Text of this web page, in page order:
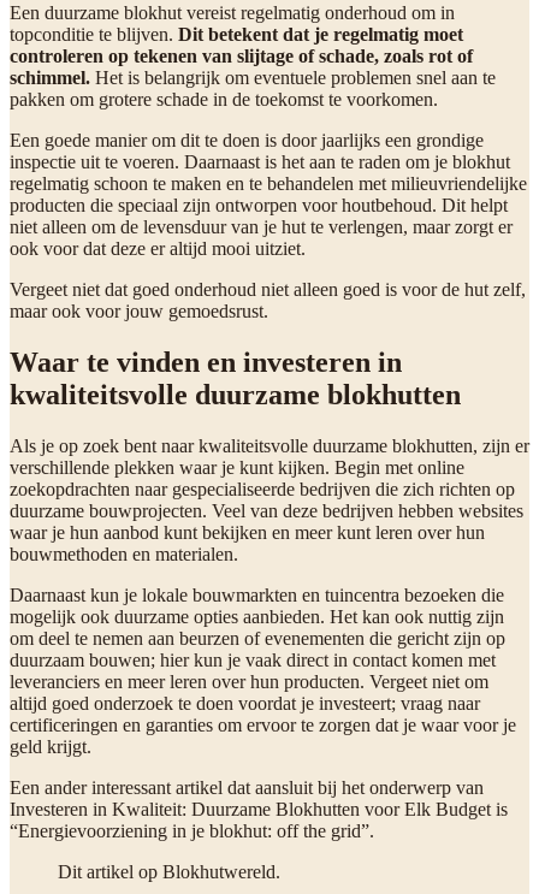
Een duurzame blokhut vereist regelmatig onderhoud om in
topconditie te blijven. Dit betekent dat je regelmatig moet
controleren op tekenen van slijtage of schade, zoals rot of
schimmel. Het is belangrijk om eventuele problemen snel aan te
pakken om grotere schade in de toekomst te voorkomen.
Een goede manier om dit te doen is door jaarlijks een grondige
inspectie uit te voeren. Daarnaast is het aan te raden om je blokhut
regelmatig schoon te maken en te behandelen met milieuvriendelijke
producten die speciaal zijn ontworpen voor houtbehoud. Dit helpt
niet alleen om de levensduur van je hut te verlengen, maar zorgt er
ook voor dat deze er altijd mooi uitziet.
Vergeet niet dat goed onderhoud niet alleen goed is voor de hut zelf,
maar ook voor jouw gemoedsrust.
Waar te vinden en investeren in
kwaliteitsvolle duurzame blokhutten
Als je op zoek bent naar kwaliteitsvolle duurzame blokhutten, zijn er
verschillende plekken waar je kunt kijken. Begin met online
zoekopdrachten naar gespecialiseerde bedrijven die zich richten op
duurzame bouwprojecten. Veel van deze bedrijven hebben websites
waar je hun aanbod kunt bekijken en meer kunt leren over hun
bouwmethoden en materialen.
Daarnaast kun je lokale bouwmarkten en tuincentra bezoeken die
mogelijk ook duurzame opties aanbieden. Het kan ook nuttig zijn
om deel te nemen aan beurzen of evenementen die gericht zijn op
duurzaam bouwen; hier kun je vaak direct in contact komen met
leveranciers en meer leren over hun producten. Vergeet niet om
altijd goed onderzoek te doen voordat je investeert; vraag naar
certificeringen en garanties om ervoor te zorgen dat je waar voor je
geld krijgt.
Een ander interessant artikel dat aansluit bij het onderwerp van
Investeren in Kwaliteit: Duurzame Blokhutten voor Elk Budget is
“Energievoorziening in je blokhut: off the grid”.
Dit artikel op Blokhutwereld.